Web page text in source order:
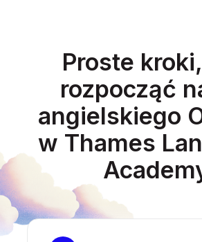
Proste
rozpocząć
angielskiego
w Thames